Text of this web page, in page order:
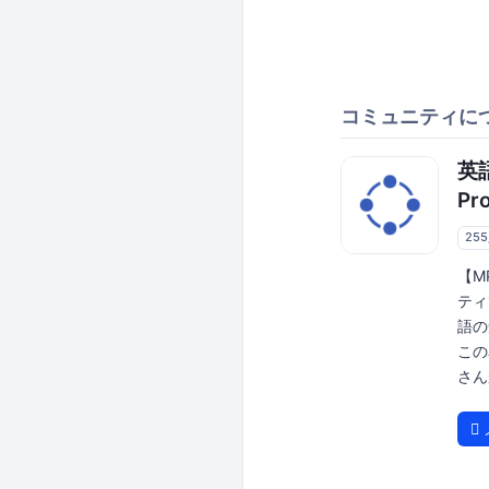
コミュニティに
英
255
【
テ
語
こ
さ